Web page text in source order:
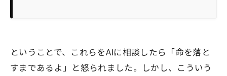
ということで、これらをAIに相談したら「命を落と
すまであるよ」と怒られました。しかし、こういう